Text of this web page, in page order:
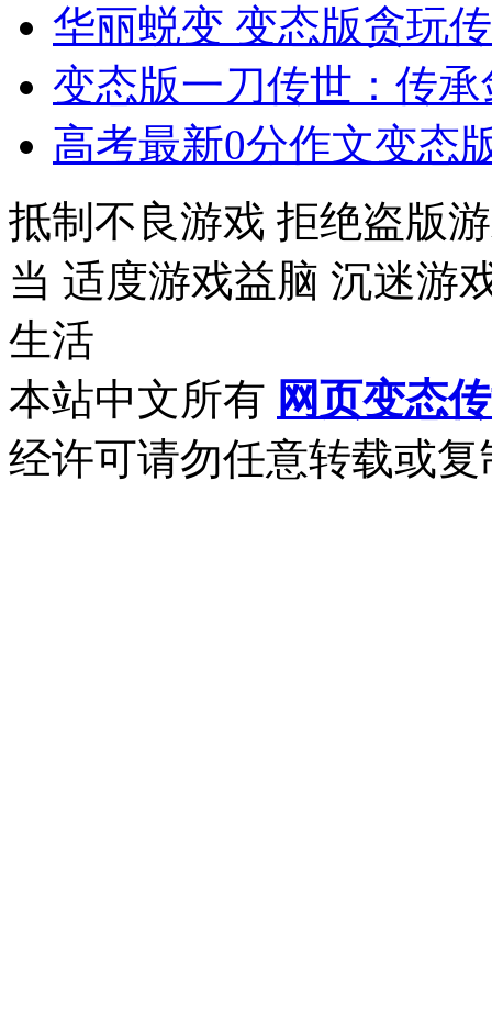
华丽蜕变 变态版贪玩
变态版一刀传世：传
高考最新0分作文变态
抵制不良游戏 拒绝盗版
当 适度游戏益脑 沉迷游
生活
本站中文所有 网页变态
经许可请勿任意转载或复